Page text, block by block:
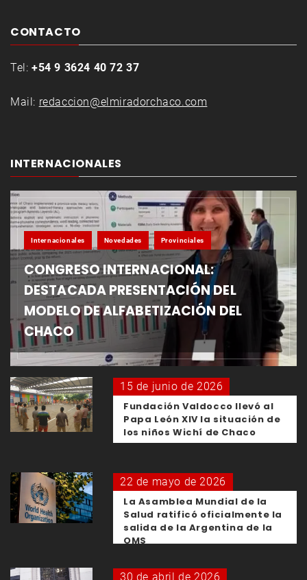
CONTACTO
Tel: +54 9 3624 40 72 37
Mail: redaccion@elmiradorchaco.com
INTERNACIONALES
Internacionales Novedades Provinciales
CONGRESO INTERNACIONAL:
DESTACADA PRESENTACIÓN DEL
MODELO DE ALFABETIZACIÓN DEL
CHACO
15 de junio de 2026
Fundación Valdocco llevó al
Papa León XIV la situación de
los niños Wichí de Chaco
22 de mayo de 2026
La Asamblea Mundial de la
Salud ratificó oficialmente la
salida de la Argentina de la
OMS
30 de abril de 2026